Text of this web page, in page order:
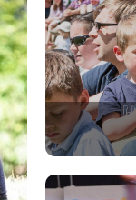
Un accueil